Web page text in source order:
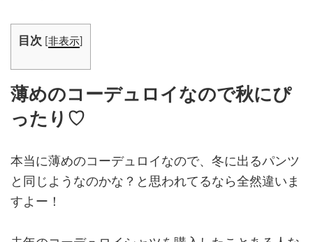
目次 非表示
薄めのコーデュロイなので秋にぴ
ったり♡
本当に薄めのコーデュロイなので、冬に出るパンツ
と同じようなのかな？と思われてるなら全然違いま
すよー！